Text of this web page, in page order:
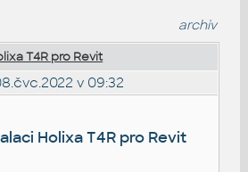
archiv
T4R pro Revit
v 09:32
Holixa T4R pro Revit